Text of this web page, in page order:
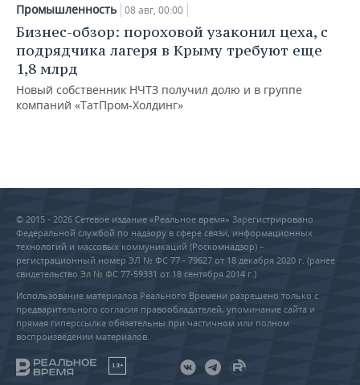
Промышленность 08 авг, 00:00
Бизнес-обзор: пороховой узаконил цеха, с
подрядчика лагеря в Крыму требуют еще
1,8 млрд
Новый собственник НЧТЗ получил долю и в группе
компаний «ТатПром-Холдинг»
© 2015 - 2026 Сетевое издание «Реальное время» Зарегистрировано
Федеральной службой по надзору в сфере связи, информационных
технологий и массовых коммуникаций (Роскомнадзор) –
регистрационный номер ЭЛ № ФС 77 - 79627 от 18 декабря 2020 г. (ранее
свидетельство Эл № ФС 77-59331 от 18 сентября 2014 г.)
Использование материалов Реального Времени разрешено только с
предварительного согласия правообладателей, упоминание сайта и
прямая гиперссылка обязательны при частичном или полном
воспроизведении материалов.
18+